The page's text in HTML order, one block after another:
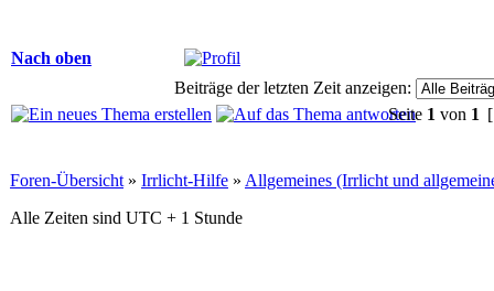
Nach oben
Beiträge der letzten Zeit anzeigen:
Seite 1 von 1
Foren-Übersicht » Irrlicht-Hilfe » Allgemeines (Irrlicht und
Alle Zeiten sind UTC + 1 Stunde